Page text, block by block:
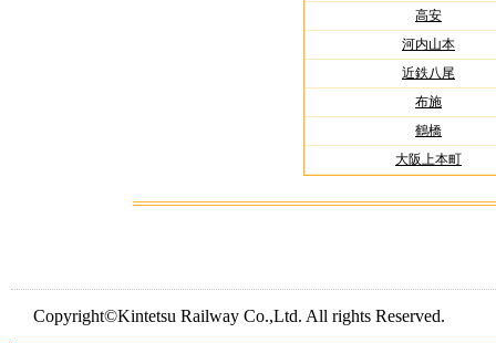
高安
河内山本
近鉄八尾
布施
鶴橋
大阪上本町